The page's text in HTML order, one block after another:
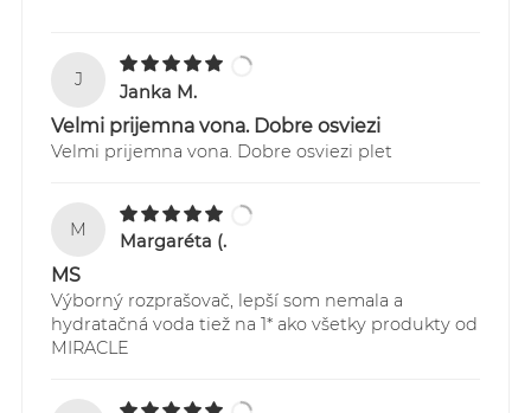
ZADARMO
2. Kuriér GLS Slovensko - pre všetky objednávky do
3. Kuriér GLS Česká Republika - pre všetky
objednávky do 60,00 EUR doručované do Čiech -
Sledovanie Vašich zásielok je možné
https://online.gls-slovakia.sk/index.php
J
Janka M.
Velmi prijemna vona. Dobre osviezi
Velmi prijemna vona. Dobre osviezi plet
M
Margaréta (.
MS
Výborný rozprašovač, lepší som nemala a
hydratačná voda tiež na 1* ako všetky produkty od
MIRACLE